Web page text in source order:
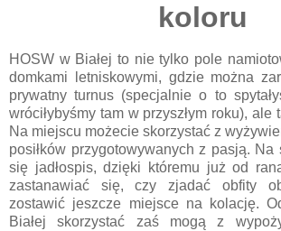
koloru
HOSW w Białej to nie tylko pole
domkami letniskowymi, gdzie można
prywatny turnus (specjalnie o to
wróciłybyśmy tam w przyszłym roku), ale
Na miejscu możecie skorzystać z
posiłków przygotowywanych z pasją. Na
się jadłospis, dzięki któremu już od
zastanawiać się, czy zjadać obfity
zostawić jeszcze miejsce na kolację.
Białej skorzystać zaś mogą z